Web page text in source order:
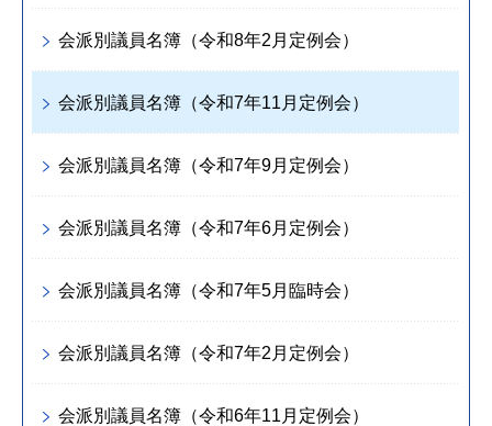
会派別議員名簿（令和8年2月定例会）
会派別議員名簿（令和7年11月定例会）
会派別議員名簿（令和7年9月定例会）
会派別議員名簿（令和7年6月定例会）
会派別議員名簿（令和7年5月臨時会）
会派別議員名簿（令和7年2月定例会）
会派別議員名簿（令和6年11月定例会）